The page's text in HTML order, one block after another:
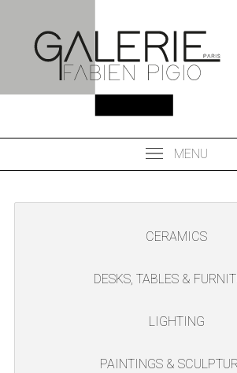
MENU
CERAMICS
DESKS, TABLES &
LIGHTING
PAINTINGS &